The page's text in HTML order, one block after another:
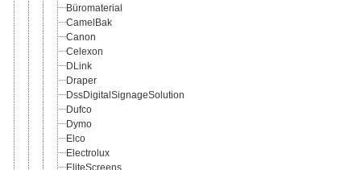
Büromaterial
CamelBak
Canon
Celexon
DLink
Draper
DssDigitalSignageSolution
Dufco
Dymo
Elco
Electrolux
EliteScreens